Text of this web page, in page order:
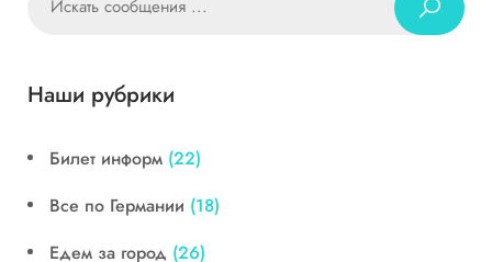
Наши рубрики
Билет информ (22)
Все по Германии (18)
Едем за город (26)